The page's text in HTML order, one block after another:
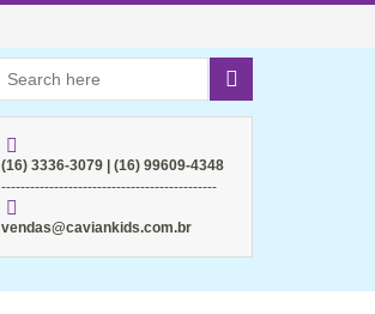
(16) 3336-3079 | (16) 99609-4348
---------------------------------------------
vendas@caviankids.com.br